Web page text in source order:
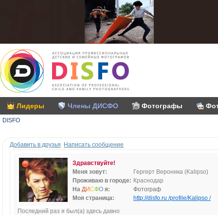
Лидеры Члены ДИСФО Фотографы
DISFO
Добавить в друзья Написать сообщение
Здравствуйте!
Меня зовут:
Гергерт Вероника (Kalipso)
Проживаю в городе: Краснодар
На ДИСФО я:
Фотограф
Моя страница:
http://disfo.ru /profile/Kalipso /
Последний раз я был(а) здесь давно